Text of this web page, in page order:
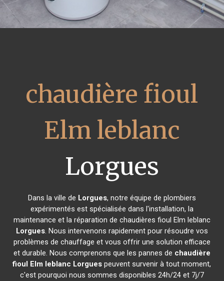
chaudière fioul
Elm leblanc
Lorgues
Dans la ville de Lorgues, notre équipe de plombiers
expérimentés est spécialisée dans l'installation, la
maintenance et la réparation de chaudières fioul Elm leblanc
Lorgues. Nous intervenons rapidement pour résoudre vos
problèmes de chauffage et vous offrir une solution efficace
et durable. Nous comprenons que les pannes de chaudière
fioul Elm leblanc Lorgues peuvent survenir à tout moment,
c'est pourquoi nous sommes disponibles 24h/24 et 7j/7